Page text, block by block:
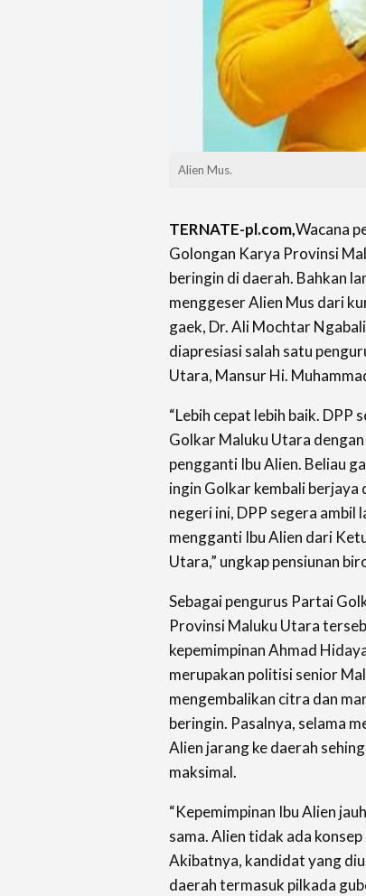
Alien Mus.
TERNATE-pl.com,Wacana
Golongan Karya Provinsi
beringin di daerah. Bahkan
menggeser Alien Mus dari
gaek, Dr. Ali Mochtar
diapresiasi salah satu
Utara, Mansur Hi.
“Lebih cepat lebih baik.
Golkar Maluku Utara
pengganti Ibu Alien. Beliau
ingin Golkar kembali
negeri ini, DPP segera ambil
mengganti Ibu Alien dari
Utara,” ungkap pensiunan
Sebagai pengurus Partai
Provinsi Maluku Utara
kepemimpinan Ahmad
merupakan politisi senior
mengembalikan citra dan
beringin. Pasalnya, selama
Alien jarang ke daerah
maksimal.
“Kepemimpinan Ibu Alien
sama. Alien tidak ada
Akibatnya, kandidat yang
daerah termasuk pilkada